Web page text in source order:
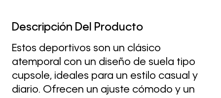
Descripción Del Producto
Estos deportivos son un clásico
atemporal con un diseño de suela tipo
cupsole, ideales para un estilo casual y
diario. Ofrecen un ajuste cómodo y un